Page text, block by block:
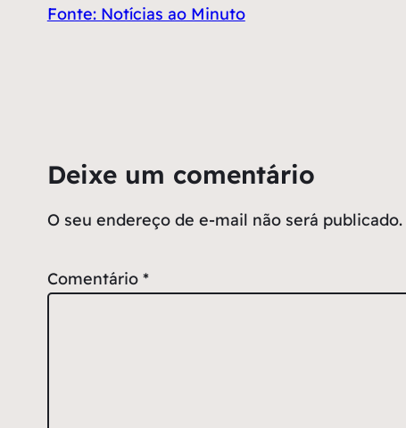
Fonte: Notícias ao Minuto
Deixe um comentário
O seu endereço de e-mail não será publicado.
Comentário *